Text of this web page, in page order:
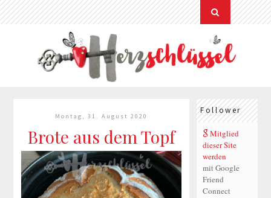
Montag, 31. August 2020
Brote aus dem Topf
Follower
Mitglied
dieser Site
werden
mit Google
Friend
Connect